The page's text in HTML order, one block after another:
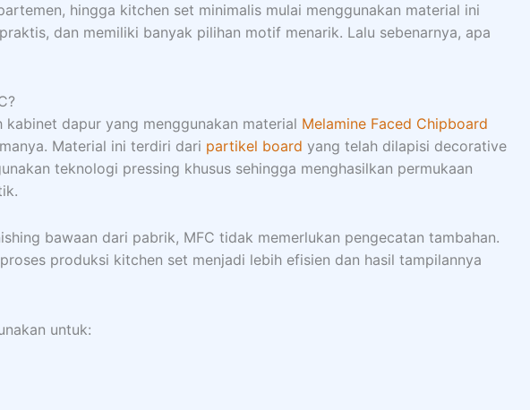
hingga kitchen set minimalis mulai menggunakan material ini
dan memiliki banyak pilihan motif menarik. Lalu sebenarnya, apa
kabinet dapur yang menggunakan material Melamine Faced Chipboard
Material ini terdiri dari partikel board yang telah dilapisi decorative
teknologi pressing khusus sehingga menghasilkan permukaan
bawaan dari pabrik, MFC tidak memerlukan pengecatan tambahan.
produksi kitchen set menjadi lebih efisien dan hasil tampilannya
untuk: